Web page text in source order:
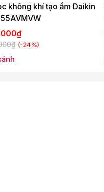
không khí tạo ẩm Daikin
(-24%)